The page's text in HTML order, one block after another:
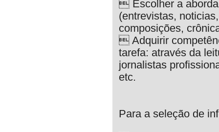
 Escolher a
(entrevistas,
composições,
 Adquirir
tarefa: através da
jornalistas
etc.
Para a seleção de